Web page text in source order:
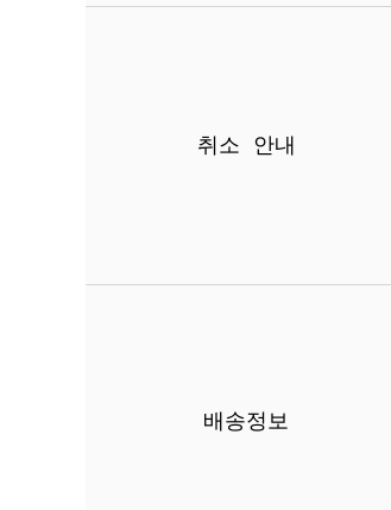
취소 안내
배송정보